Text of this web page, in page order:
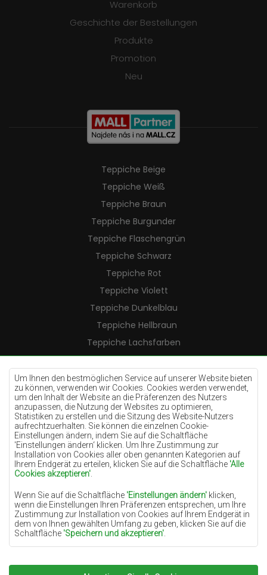
Um Ihnen den bestmöglichen Service auf unserer Website bieten
zu können, verwenden wir Cookies. Cookies werden verwendet,
um den Inhalt der Website an die Präferenzen des Nutzers
anzupassen, die Nutzung der Websites zu optimieren,
Statistiken zu erstellen und die Sitzung des Website-Nutzers
aufrechtzuerhalten. Sie können die einzelnen Cookie-
Einstellungen ändern, indem Sie auf die Schaltfläche
'Einstellungen ändern‘ klicken. Um Ihre Zustimmung zur
Installation von Cookies aller oben genannten Kategorien auf
Ihrem Endgerät zu erteilen, klicken Sie auf die Schaltfläche 'Alle
Cookies akzeptieren'
Wenn Sie auf die Schaltfläche 'Einstellungen ändern' klicken,
wenn die Einstellungen Ihren Präferenzen entsprechen, um Ihre
Zustimmung zur Installation von Cookies auf Ihrem Endgerät in
dem von Ihnen gewählten Umfang zu geben, klicken Sie auf die
Schaltfläche 'Speichern und akzeptieren'
Grundlage für die Verarbeitung das berechtigte Interesse des
Warenkorb
Geschichte der Bestellungen
Produkte
Promotion
Neu
Teppiche Beige
Teppiche Weiß
Teppiche Braun
Teppiche Burgunder
Teppiche Flaschengrün
Teppiche Schwarz
Teppiche Rot
Teppiche Violett
Teppiche Dunkelblau
Teppiche Hellbraun
Teppiche Lachsfarben
Teppiche Cremefarben
Teppiche Lilac
Teppiche Gelb
Teppiche Pfefferminz
Teppiche Blau
Teppiche Orange
Teppiche Rosa
Teppiche Terrakotte
Teppiche Grün
Teppiche Golden